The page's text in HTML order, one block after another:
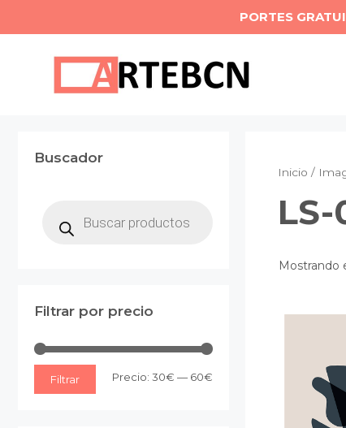
PORTES
Inicio /
Mostrando
Buscador
productos
Filtrar por precio
Filtrar Precio: 30€ — 60€